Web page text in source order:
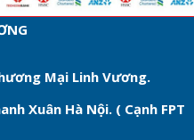
Mại Linh Vương.
Xuân Hà Nội. ( Cạnh FPT